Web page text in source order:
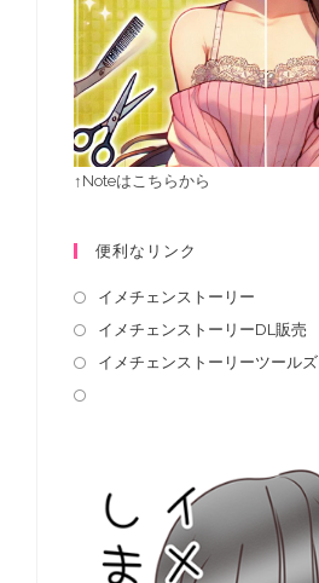
↑Noteはこちらから
便利なリンク
イメチェンストーリー
イメチェンストーリーDL販売
イメチェンストーリーツールズ